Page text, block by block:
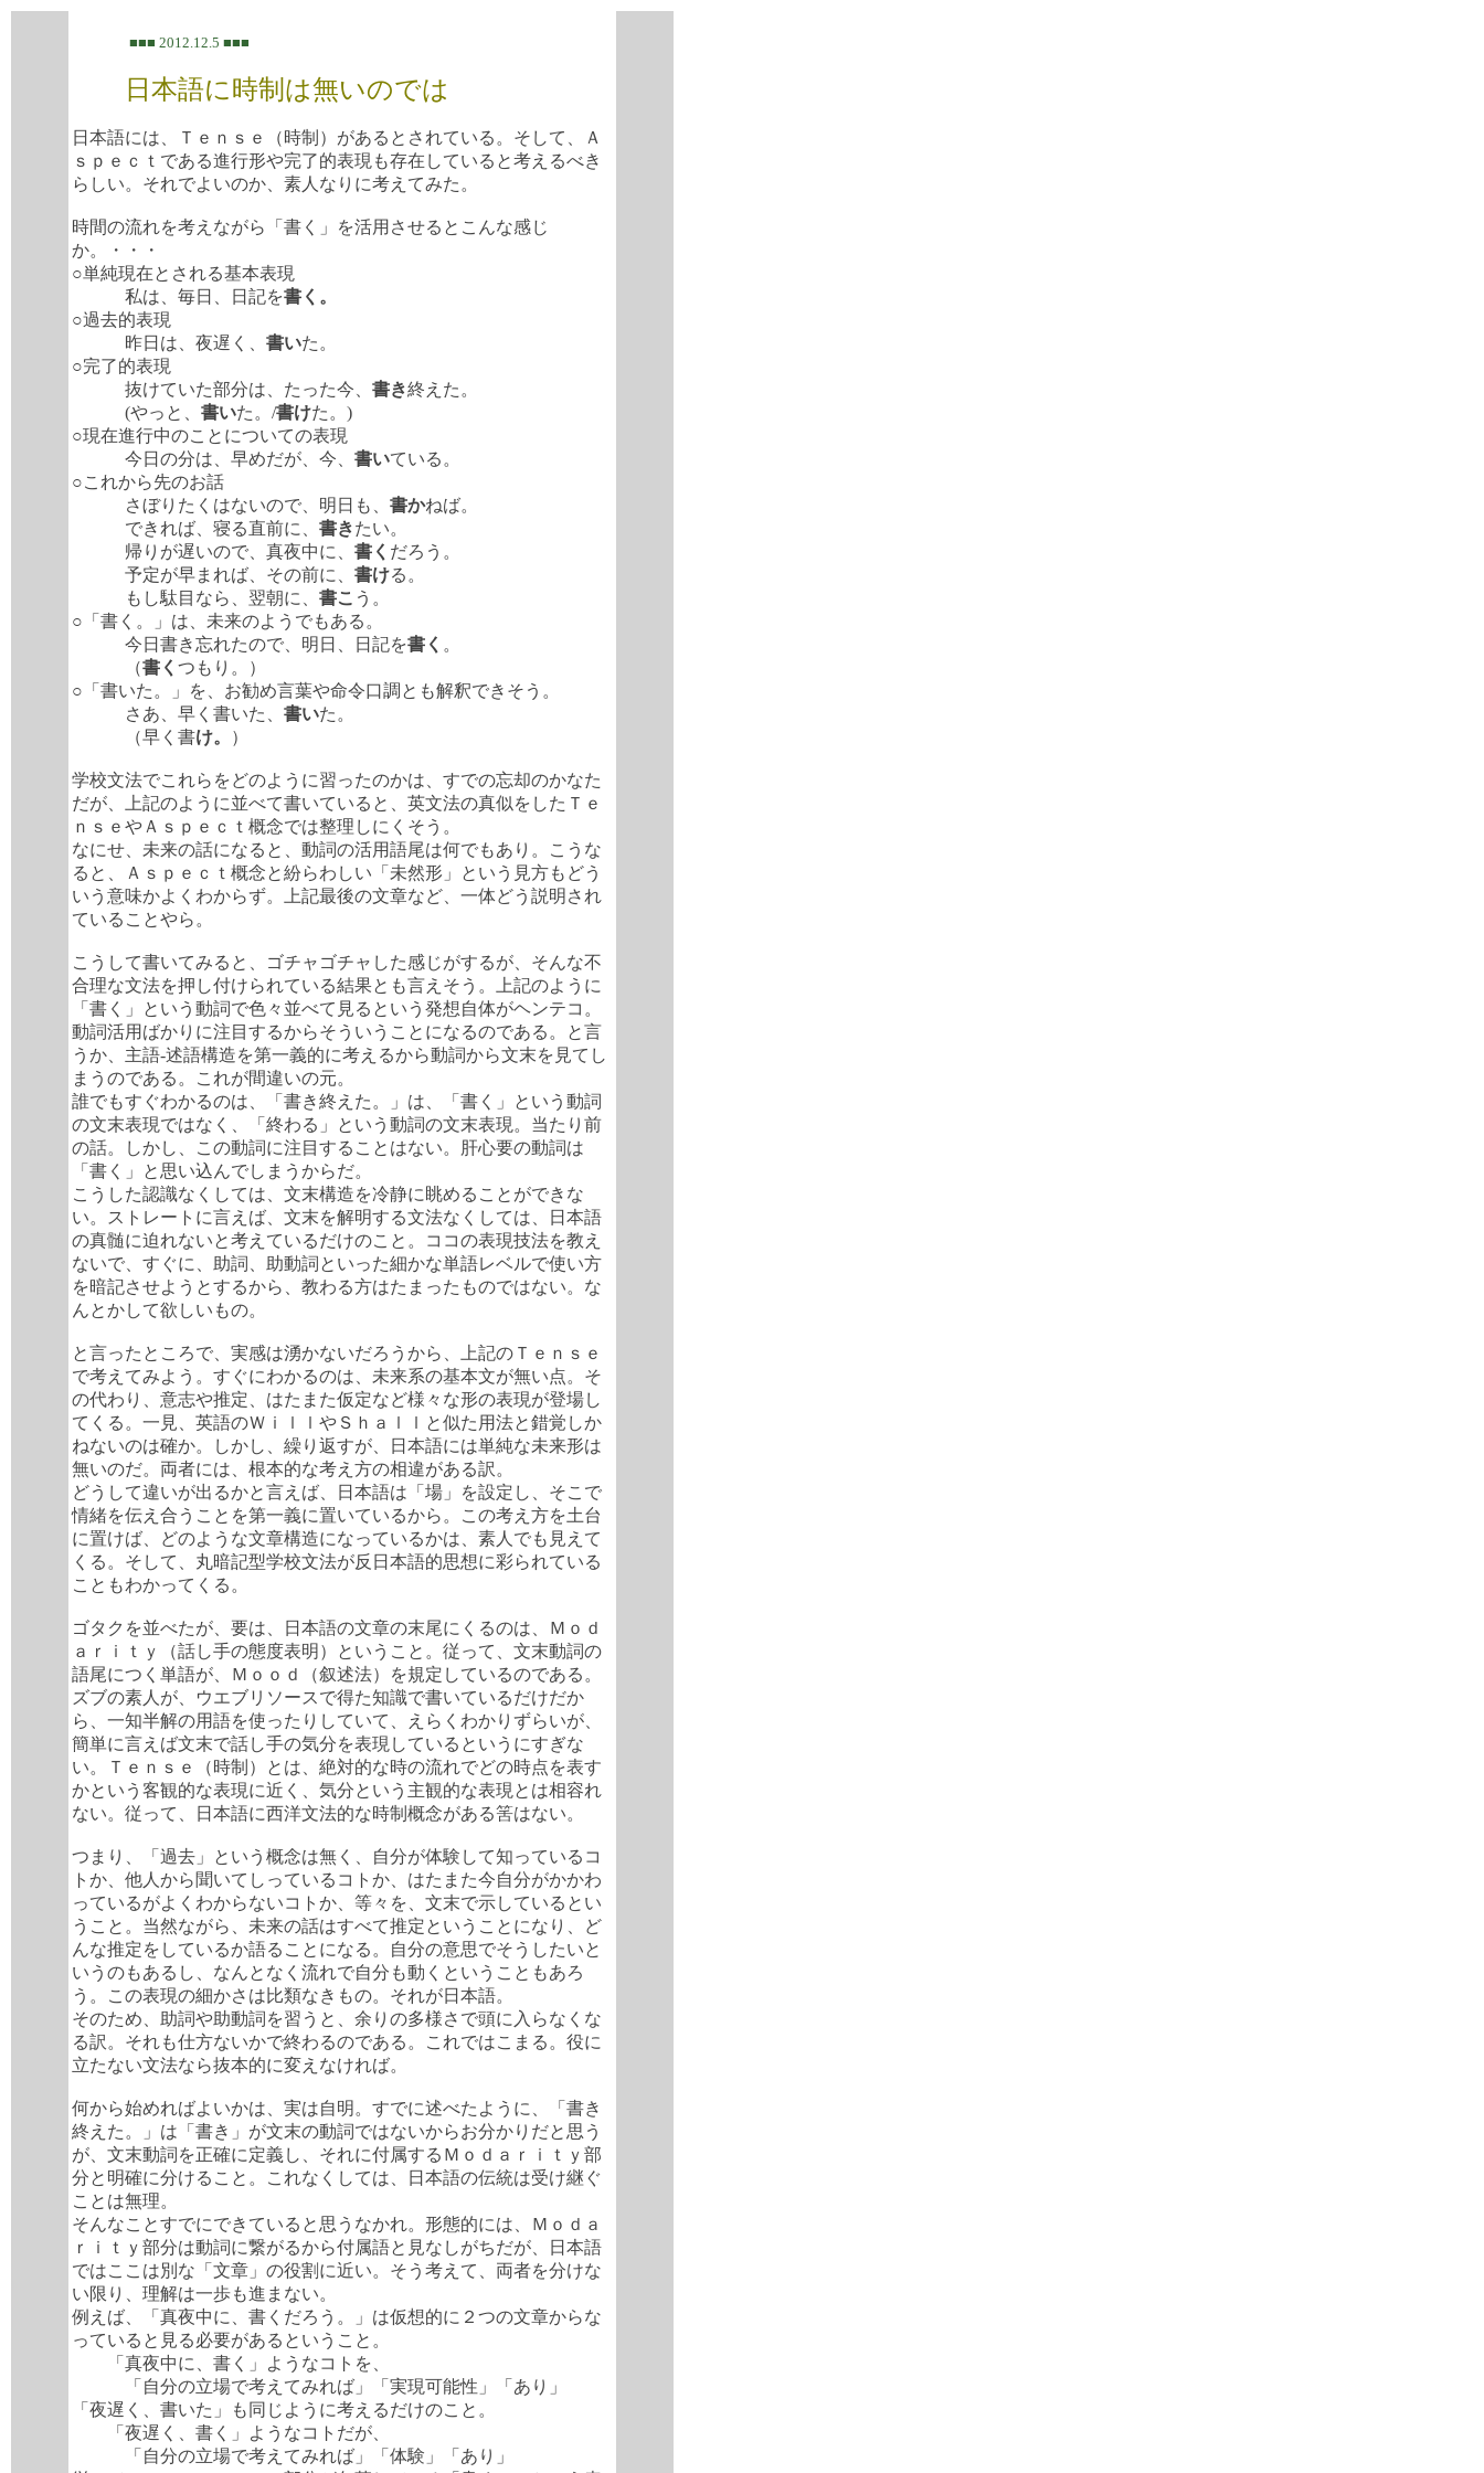
■■■ 2012.12.5 ■■■
日本語に時制は無いのでは
日本語には、Ｔｅｎｓｅ（時制）があるとされている。そして、Ａ
ｓｐｅｃｔである進行形や完了的表現も存在していると考えるべき
らしい。それでよいのか、素人なりに考えてみた。
時間の流れを考えながら「書く」を活用させるとこんな感じ
か。・・・
○単純現在とされる基本表現
私は、毎日、日記を書く。
○過去的表現
昨日は、夜遅く、 書いた。
○完了的表現
抜けていた部分は、たった今、 書き終えた。
(やっと、 書いた。/書けた。)
○現在進行中のことについての表現
今日の分は、早めだが、今、 書いている。
○これから先のお話
さぼりたくはないので、明日も、 書かねば。
できれば、寝る直前に、 書きたい。
帰りが遅いので、真夜中に、 書く だろう。
予定が早まれば、その前に、 書ける。
もし駄目なら、翌朝に、 書こ う。
○「書く。」は、未来のようでもある。
今日書き忘れたので、明日、日記を書く 。
（書く つもり。）
○「書いた。」を、お勧め言葉や命令口調とも解釈できそう。
さあ、早く書いた、 書いた。
（早く書け。 ）
学校文法でこれらをどのように習ったのかは、すでの忘却のかなた
だが、上記のように並べて書いていると、英文法の真似をしたＴｅ
ｎｓｅやＡｓｐｅｃｔ概念では整理しにくそう。
なにせ、未来の話になると、動詞の活用語尾は何でもあり。こうな
ると、Ａｓｐｅｃｔ概念と紛らわしい「未然形」という見方もどう
いう意味かよくわからず。上記最後の文章など、一体どう説明され
ていることやら。
こうして書いてみると、ゴチャゴチャした感じがするが、そんな不
合理な文法を押し付けられている結果とも言えそう。上記のように
「書く」という動詞で色々並べて見るという発想自体がヘンテコ。
動詞活用ばかりに注目するからそういうことになるのである。と言
うか、主語-述語構造を第一義的に考えるから動詞から文末を見てし
まうのである。これが間違いの元。
誰でもすぐわかるのは、「書き終えた。」は、「書く」という動詞
の文末表現ではなく、「終わる」という動詞の文末表現。当たり前
の話。しかし、この動詞に注目することはない。肝心要の動詞は
「書く」と思い込んでしまうからだ。
こうした認識なくしては、文末構造を冷静に眺めることができな
い。ストレートに言えば、文末を解明する文法なくしては、日本語
の真髄に迫れないと考えているだけのこと。ココの表現技法を教え
ないで、すぐに、助詞、助動詞といった細かな単語レベルで使い方
を暗記させようとするから、教わる方はたまったものではない。な
んとかして欲しいもの。
と言ったところで、実感は湧かないだろうから、上記のＴｅｎｓｅ
で考えてみよう。すぐにわかるのは、未来系の基本文が無い点。そ
の代わり、意志や推定、はたまた仮定など様々な形の表現が登場し
てくる。一見、英語のＷｉｌｌやＳｈａｌｌと似た用法と錯覚しか
ねないのは確か。しかし、繰り返すが、日本語には単純な未来形は
無いのだ。両者には、根本的な考え方の相違がある訳。
どうして違いが出るかと言えば、日本語は「場」を設定し、そこで
情緒を伝え合うことを第一義に置いているから。この考え方を土台
に置けば、どのような文章構造になっているかは、素人でも見えて
くる。そして、丸暗記型学校文法が反日本語的思想に彩られている
こともわかってくる。
ゴタクを並べたが、要は、日本語の文章の末尾にくるのは、Ｍｏｄ
ａｒｉｔｙ（話し手の態度表明）ということ。従って、文末動詞の
語尾につく単語が、Ｍｏｏｄ（叙述法）を規定しているのである。
ズブの素人が、ウエブリソースで得た知識で書いているだけだか
ら、一知半解の用語を使ったりしていて、えらくわかりずらいが、
簡単に言えば文末で話し手の気分を表現しているというにすぎな
い。Ｔｅｎｓｅ（時制）とは、絶対的な時の流れでどの時点を表す
かという客観的な表現に近く、気分という主観的な表現とは相容れ
ない。従って、日本語に西洋文法的な時制概念がある筈はない。
つまり、「過去」という概念は無く、自分が体験して知っているコ
トか、他人から聞いてしっているコトか、はたまた今自分がかかわ
っているがよくわからないコトか、等々を、文末で示しているとい
うこと。当然ながら、未来の話はすべて推定ということになり、ど
んな推定をしているか語ることになる。自分の意思でそうしたいと
いうのもあるし、なんとなく流れで自分も動くということもあろ
う。この表現の細かさは比類なきもの。それが日本語。
そのため、助詞や助動詞を習うと、余りの多様さで頭に入らなくな
る訳。それも仕方ないかで終わるのである。これではこまる。役に
立たない文法なら抜本的に変えなければ。
何から始めればよいかは、実は自明。すでに述べたように、「書き
終えた。」は「書き」が文末の動詞ではないからお分かりだと思う
が、文末動詞を正確に定義し、それに付属するＭｏｄａｒｉｔｙ部
分と明確に分けること。これなくしては、日本語の伝統は受け継ぐ
ことは無理。
そんなことすでにできていると思うなかれ。形態的には、Ｍｏｄａ
ｒｉｔｙ部分は動詞に繋がるから付属語と見なしがちだが、日本語
ではここは別な「文章」の役割に近い。そう考えて、両者を分けな
い限り、理解は一歩も進まない。
例えば、「真夜中に、書くだろう。」は仮想的に２つの文章からな
っていると見る必要があるということ。
「真夜中に、書く」ようなコトを、
「自分の立場で考えてみれば」「実現可能性」「あり」
「夜遅く、書いた」も同じように考えるだけのこと。
「夜遅く、書く」ようなコトだが、
「自分の立場で考えてみれば」「体験」「あり」